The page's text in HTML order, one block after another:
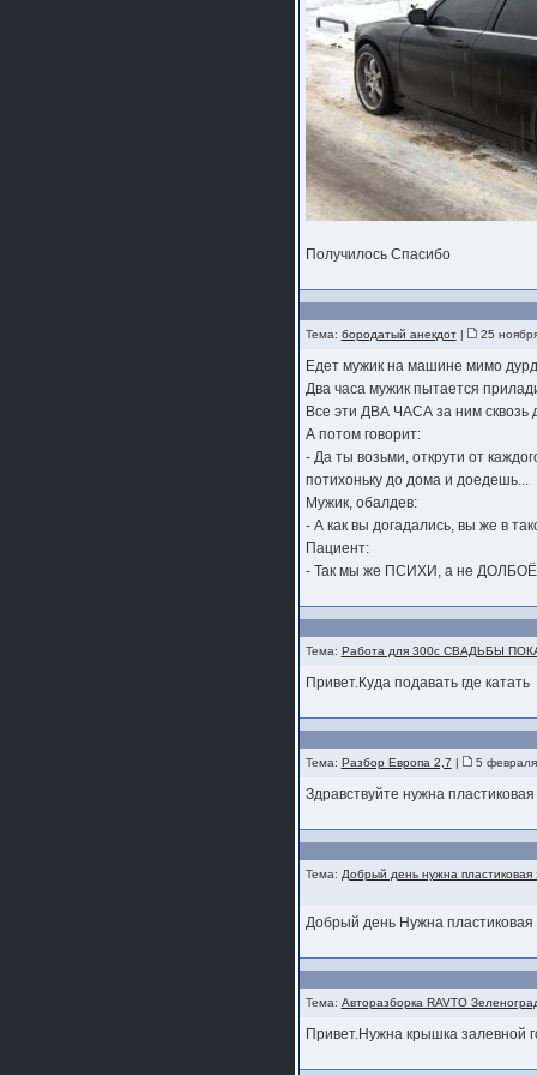
Получилось Спасибо
Тема: бородатый анекдот| 25
Едет мужик на машине мимо
Два часа мужик пытается
Все эти ДВА ЧАСА за ним сквозь
А потом говорит:
- Да ты возьми, открути от
потихоньку до дома и доедешь...
Мужик, обалдев:
- А как вы догадались, вы же в
Пациент:
- Так мы же ПСИХИ, а не
Тема: Работа для 300с СВАДЬБЫ
Привет.Куда подавать где катать
Тема: Разбор Европа 2,7 | 5
Здравствуйте нужна
Тема: Добрый день нужна
Добрый день Нужна пластиковая
Тема: Авторазборка RAVTO
Привет.Нужна крышка залевной